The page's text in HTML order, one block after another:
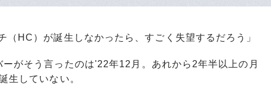
（HC）が誕生しなかったら、すごく失望するだろう」
がそう言ったのは'22年12月。あれから2年半以上の月
生していない。